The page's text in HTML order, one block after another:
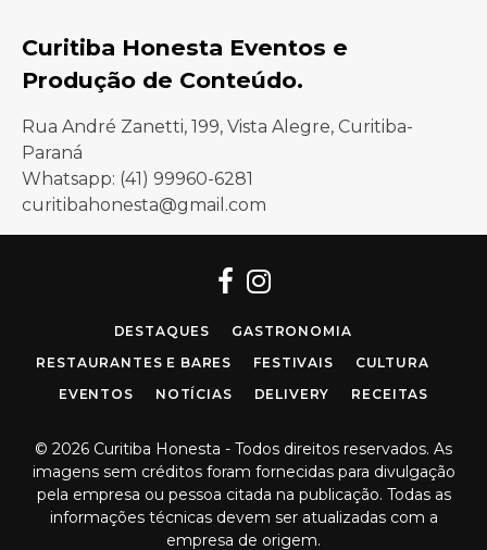
Curitiba Honesta Eventos e
Produção de Conteúdo.
Rua André Zanetti, 199, Vista Alegre, Curitiba-
Paraná
Whatsapp: (41) 99960-6281
curitibahonesta@gmail.com
Facebook
Instagram
DESTAQUES
GASTRONOMIA
RESTAURANTES E BARES
FESTIVAIS
CULTURA
EVENTOS
NOTÍCIAS DELIVERY RECEITAS
© 2026 Curitiba Honesta - Todos direitos reservados. As
imagens sem créditos foram fornecidas para divulgação
pela empresa ou pessoa citada na publicação. Todas as
informações técnicas devem ser atualizadas com a
empresa de origem.